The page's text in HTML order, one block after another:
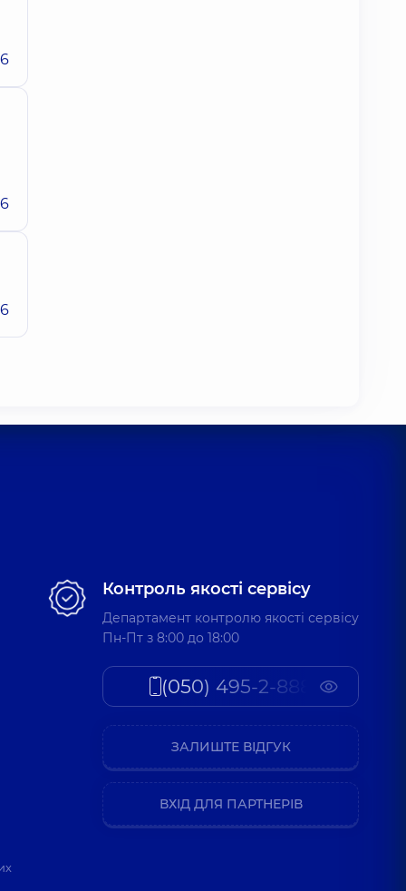
Контроль якості сервісу
Департамент контролю якості сервісу
Пн-Пт з 8:00 до 18:00
(050) 495-2-888
ЗАЛИШТЕ ВІДГУК
ВХІД ДЛЯ ПАРТНЕРІВ